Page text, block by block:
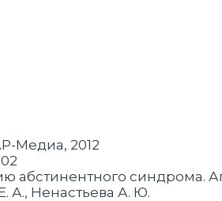
Медиа, 2012
синдрома.
А., Ненастьева А. Ю.